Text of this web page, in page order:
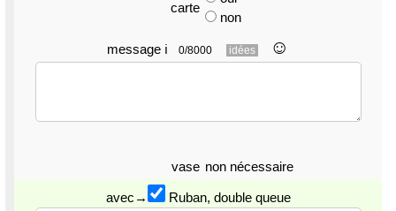
carte
non
message ℹ 0/8000 idées ☺︎
vase non nécessaire
avec→ Ruban, double queue